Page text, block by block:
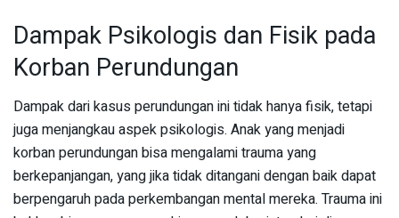
Dampak Psikologis dan Fisik pada
Korban Perundungan
Dampak dari kasus perundungan ini tidak hanya fisik, tetapi
juga menjangkau aspek psikologis. Anak yang menjadi
korban perundungan bisa mengalami trauma yang
berkepanjangan, yang jika tidak ditangani dengan baik dapat
berpengaruh pada perkembangan mental mereka. Trauma ini